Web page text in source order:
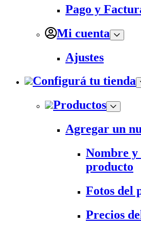
Pago y
Mi cuenta
Ajustes
Configurá tu tienda
Productos
Agregar un
Nombre y
producto
Fotos del
Precios